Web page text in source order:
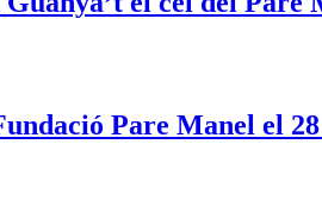
Pare Manel el